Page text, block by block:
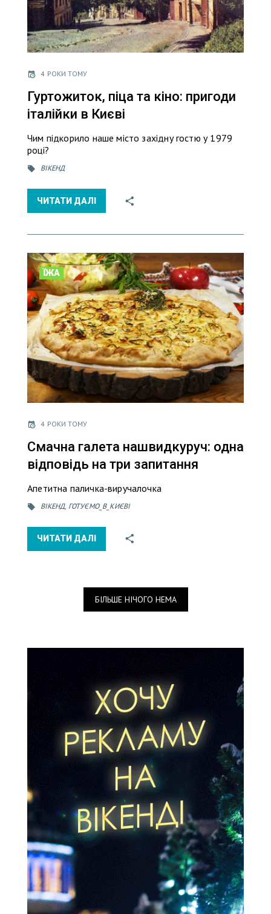
4 РОКИ ТОМУ
Гуртожиток, піца та кіно: пригоди
італійки в Києві
Чим підкорило наше місто західну гостю у 1979
році?
ВІКЕНД
ЧИТАТИ ДАЛІ
ЇЖА
4 РОКИ ТОМУ
Смачна галета нашвидкуруч: одна
відповідь на три запитання
Апетитна паличка-виручалочка
ВІКЕНД, ГОТУЄМО_В_КИЄВІ
ЧИТАТИ ДАЛІ
БІЛЬШЕ НІЧОГО НЕМА